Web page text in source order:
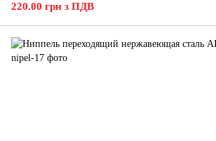
220.00 грн з ПДВ